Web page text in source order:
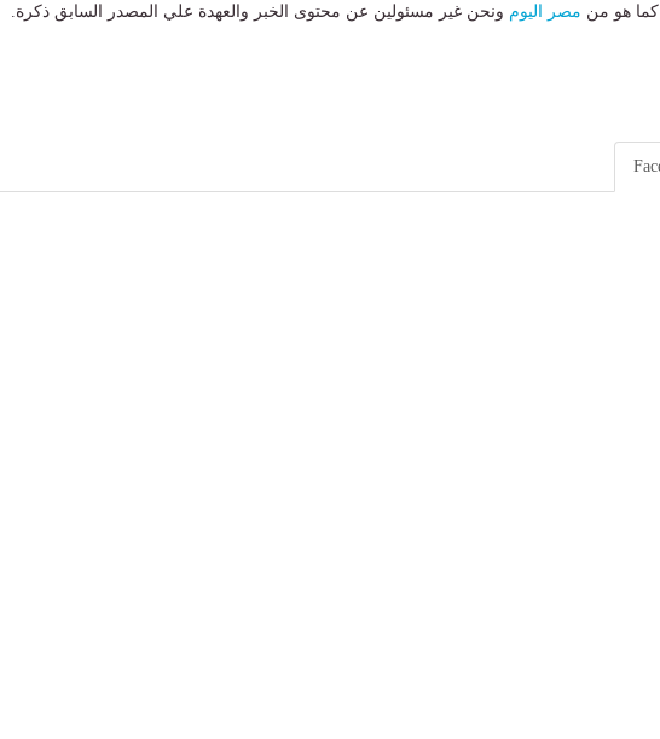
كما هو من مصر اليوم ونحن غير مسئولين عن محتوى الخبر والعهدة علي المصدر السابق ذكرة.